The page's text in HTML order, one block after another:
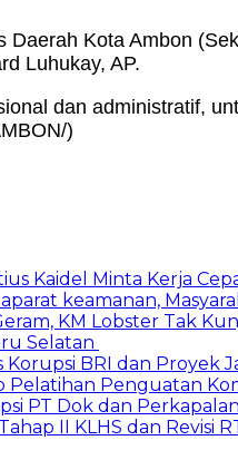
Kota Ambon
Luhukay, AP.
dan administratif,
)
Kaidel Minta Kerja
keamanan,
KM Lobster Tak
Selatan
BRI dan Proyek
Penguatan
PT Dok dan
II KLHS dan Revisi